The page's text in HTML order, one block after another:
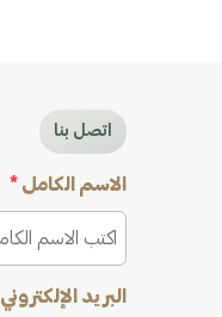
اتصل بنا
الاسم الكامل *
البريد الإلكتروني